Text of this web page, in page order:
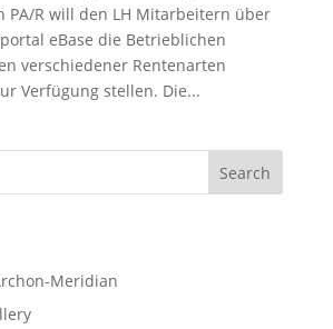
PA/R will den LH Mitarbeitern über
eBase die Betrieblichen
verschiedener Rentenarten
Verfügung stellen. Die...
Search
Meridian